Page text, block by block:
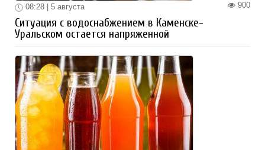
900
08:28 | 5 августа
Ситуация с водоснабжением в Каменске-
Уральском остается напряженной